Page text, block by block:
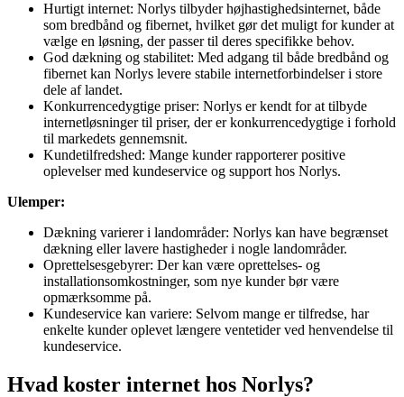
Hurtigt internet: Norlys tilbyder højhastighedsinternet, både
som bredbånd og fibernet, hvilket gør det muligt for kunder at
vælge en løsning, der passer til deres specifikke behov.
God dækning og stabilitet: Med adgang til både bredbånd og
fibernet kan Norlys levere stabile internetforbindelser i store
dele af landet.
Konkurrencedygtige priser: Norlys er kendt for at tilbyde
internetløsninger til priser, der er konkurrencedygtige i forhold
til markedets gennemsnit.
Kundetilfredshed: Mange kunder rapporterer positive
oplevelser med kundeservice og support hos Norlys.
Ulemper:
Dækning varierer i landområder: Norlys kan have begrænset
dækning eller lavere hastigheder i nogle landområder.
Oprettelsesgebyrer: Der kan være oprettelses- og
installationsomkostninger, som nye kunder bør være
opmærksomme på.
Kundeservice kan variere: Selvom mange er tilfredse, har
enkelte kunder oplevet længere ventetider ved henvendelse til
kundeservice.
Hvad koster internet hos Norlys?